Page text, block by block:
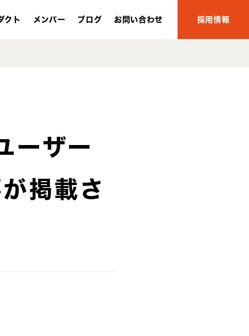
クト メンバー ブログ お問い合わせ 採用情報
ーザー
掲載さ